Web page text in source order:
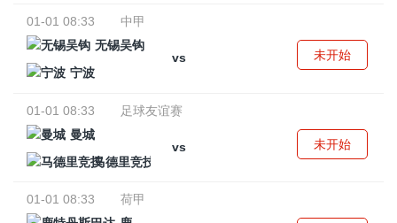
01-01 08:33
中甲
无锡吴钩
vs
宁波
未开始
01-01 08:33
足球友谊赛
曼城
vs
马德里竞技
未开始
01-01 08:33
荷甲